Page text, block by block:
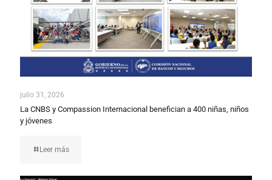
julio 31, 2026
La CNBS y Compassion Internacional benefician a 400 niñas, niños
y jóvenes
Leer más